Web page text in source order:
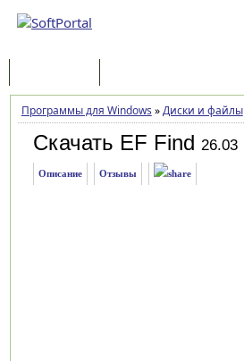
Программы для Windows »Диски и файлы
Скачать EF Find 26.03
Описание Отзывы